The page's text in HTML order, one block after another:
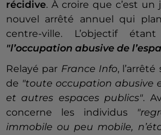
récidive. À croire que c’est un
nouvel arrêté annuel qui
centre-ville. L’objectif
"l’occupation abusive de
Relayé par France Info,
de "toute occupation abusive
et autres espaces publics".
concerne les individus
immobile ou peu mobile,